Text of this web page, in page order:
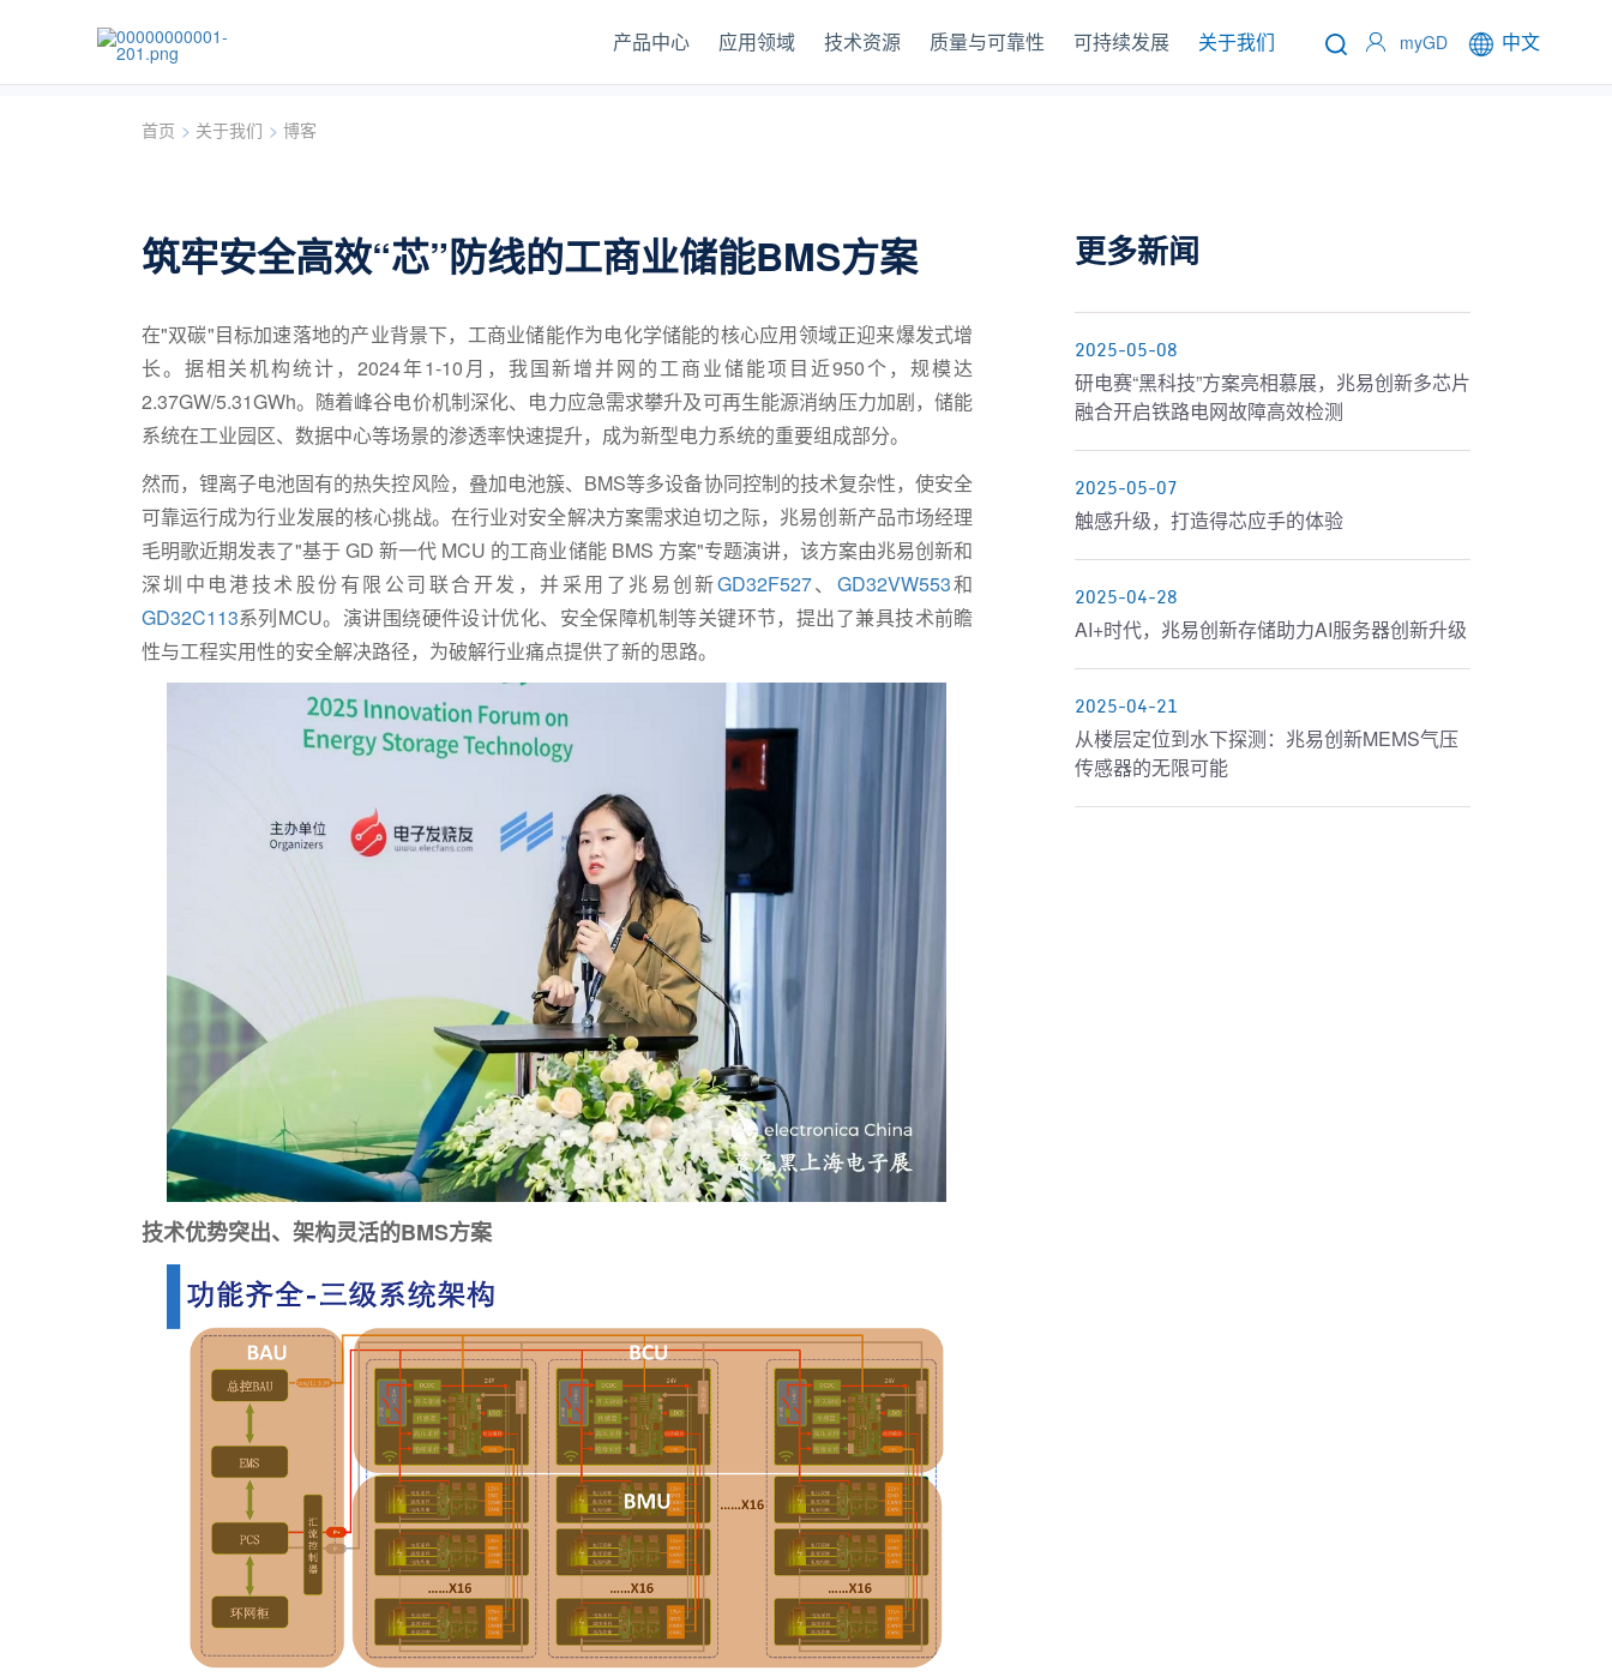
产品中心 应用领域 技术资源 质量与可靠性 可持续发展 关于我们 myGD 中文
首页 > 关于我们 > 博客
筑牢安全高效“芯”防线的工商业储能BMS方案
在"双碳"目标加速落地的产业背景下，工商业储能作为电化学储能的核心应用领域正迎来爆发式增
长。据相关机构统计，2024年1-10月，我国新增并网的工商业储能项目近950个，规模达
2.37GW/5.31GWh。随着峰谷电价机制深化、电力应急需求攀升及可再生能源消纳压力加剧，储能
系统在工业园区、数据中心等场景的渗透率快速提升，成为新型电力系统的重要组成部分。
然而，锂离子电池固有的热失控风险，叠加电池簇、BMS等多设备协同控制的技术复杂性，使安全
可靠运行成为行业发展的核心挑战。在行业对安全解决方案需求迫切之际，兆易创新产品市场经理
毛明歌近期发表了"基于 GD 新一代 MCU 的工商业储能 BMS 方案"专题演讲，该方案由兆易创新和
深圳中电港技术股份有限公司联合开发，并采用了兆易创新GD32F527、 GD32VW553和
GD32C113系列MCU。演讲围绕硬件设计优化、安全保障机制等关键环节，提出了兼具技术前瞻
性与工程实用性的安全解决路径，为破解行业痛点提供了新的思路。
技术优势突出、架构灵活的BMS方案
更多新闻
2025-05-08
研电赛“黑科技”方案亮相慕展，兆易创新多芯片
融合开启铁路电网故障高效检测
2025-05-07
触感升级，打造得芯应手的体验
2025-04-28
AI+时代，兆易创新存储助力AI服务器创新升级
2025-04-21
从楼层定位到水下探测：兆易创新MEMS气压
传感器的无限可能